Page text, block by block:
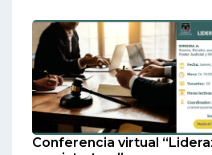
Conferencia virtual